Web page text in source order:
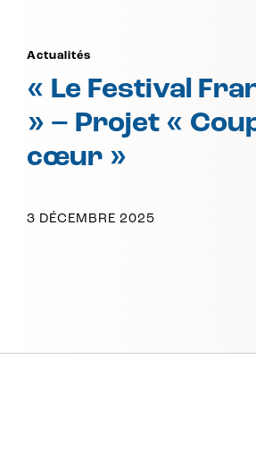
Actualités
« Le Festival
» – Projet «
cœur »
3 DÉCEMBRE 2025